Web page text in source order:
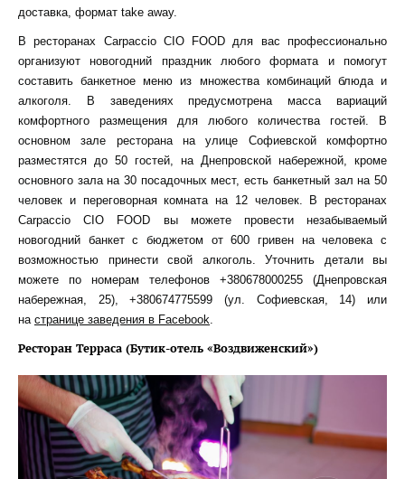
доставка, формат take away.
В ресторанах Carpaccio CIO FOOD для вас профессионально
организуют новогодний праздник любого формата и помогут
составить банкетное меню из множества комбинаций блюда и
алкоголя. В заведениях предусмотрена масса вариаций
комфортного размещения для любого количества гостей. В
основном зале ресторана на улице Софиевской комфортно
разместятся до 50 гостей, на Днепровской набережной, кроме
основного зала на 30 посадочных мест, есть банкетный зал на 50
человек и переговорная комната на 12 человек. В ресторанах
Carpaccio CIO FOOD вы можете провести незабываемый
новогодний банкет с бюджетом от 600 гривен на человека с
возможностью принести свой алкоголь. Уточнить детали вы
можете по номерам телефонов +380678000255 (Днепровская
набережная, 25), +380674775599 (ул. Софиевская, 14) или
на странице заведения в Facebook.
Ресторан Терраса (Бутик-отель «Воздвиженский»)